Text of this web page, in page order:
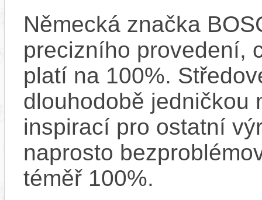
Německá značka
precizního provedení,
platí na 100%.
dlouhodobě jedničkou
inspirací pro ostatní
naprosto
téměř 100%.